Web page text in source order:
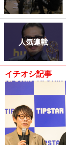
人気連載
イチオシ記事